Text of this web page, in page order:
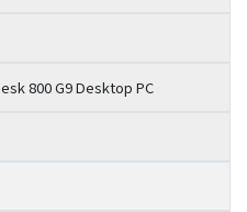
800 G9 Desktop PC